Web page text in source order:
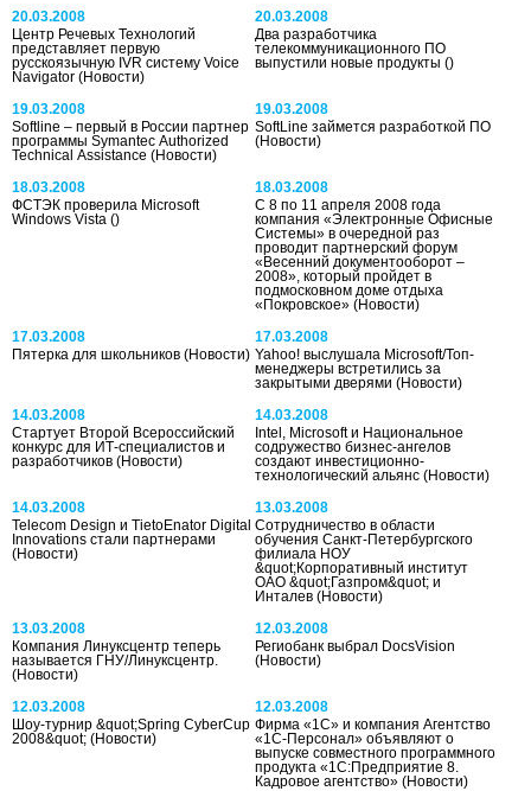
20.03.2008
Центр Речевых Технологий
представляет первую
русскоязычную IVR систему Voice
Navigator (Новости)
20.03.2008
Два разработчика
телекоммуникационного ПО
выпустили новые продукты()
19.03.2008
Softline – первый в России партнер
программы Symantec Authorized
Technical Assistance (Новости)
19.03.2008
SoftLine займется разработкой ПО
(Новости)
18.03.2008
ФСТЭК проверила Microsoft
Windows Vista ()
18.03.2008
С 8 по 11 апреля 2008 года
компания «Электронные Офисные
Системы» в очередной раз
проводит партнерский форум
«Весенний документооборот –
2008», который пройдет в
подмосковном доме отдыха
«Покровское»(Новости)
17.03.2008
Пятерка для школьников (Новости)
17.03.2008
Yahoo! выслушала Microsoft/Топ-
менеджеры встретились за
закрытыми дверями(Новости)
14.03.2008
Стартует Второй Всероссийский
конкурс для ИТ-специалистов и
разработчиков (Новости)
14.03.2008
Intel, Microsoft и Национальное
содружество бизнес-ангелов
создают инвестиционно-
технологический альянс(Новости)
14.03.2008
Telecom Design и TietoEnator Digital
Innovations стали партнерами
(Новости)
13.03.2008
Сотрудничество в области
обучения Санкт-Петербургского
филиала НОУ
&quot;Корпоративный институт
ОАО &quot;Газпром&quot; и
Инталев(Новости)
13.03.2008
Компания Линуксцентр теперь
называется ГНУ/Линуксцентр.
(Новости)
12.03.2008
Региобанк выбрал DocsVision
(Новости)
12.03.2008
Шоу-турнир &quot;Spring CyberCup
2008&quot; (Новости)
12.03.2008
Фирма «1С» и компания Агентство
«1С-Персонал» объявляют о
выпуске совместного программного
продукта «1С:Предприятие 8.
Кадровое агентство»(Новости)